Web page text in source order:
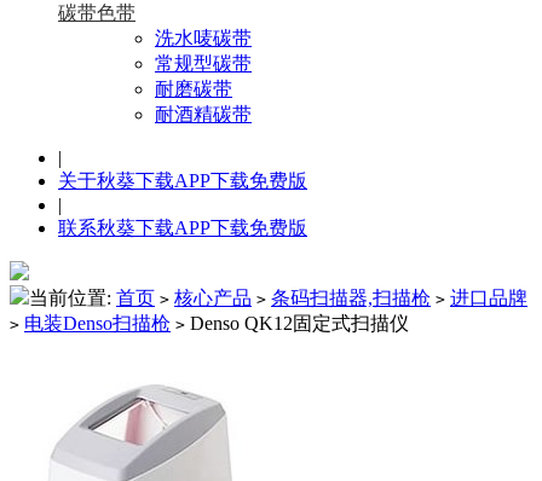
碳带色带
洗水唛碳带
常规型碳带
耐磨碳带
耐酒精碳带
|
关于秋葵下载APP下载免费版
|
联系秋葵下载APP下载免费版
当前位置: 首页 > 核心产品 > 条码扫描器,扫描枪 > 进口品牌
> 电装Denso扫描枪 > Denso QK12固定式扫描仪